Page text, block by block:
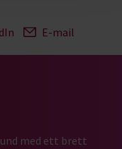
E-mail
med ett brett